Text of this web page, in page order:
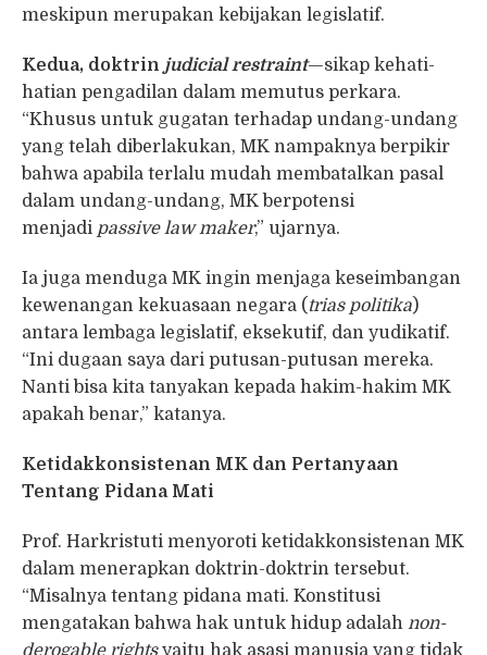
meskipun merupakan kebijakan legislatif.
Kedua, doktrin judicial restraint—sikap kehati-
hatian pengadilan dalam memutus perkara.
“Khusus untuk gugatan terhadap undang-undang
yang telah diberlakukan, MK nampaknya berpikir
bahwa apabila terlalu mudah membatalkan pasal
dalam undang-undang, MK berpotensi
menjadi passive law maker,” ujarnya.
Ia juga menduga MK ingin menjaga keseimbangan
kewenangan kekuasaan negara ( trias politika)
antara lembaga legislatif, eksekutif, dan yudikatif.
“Ini dugaan saya dari putusan-putusan mereka.
Nanti bisa kita tanyakan kepada hakim-hakim MK
apakah benar,” katanya.
Ketidakkonsistenan MK dan Pertanyaan
Tentang Pidana Mati
Prof. Harkristuti menyoroti ketidakkonsistenan MK
dalam menerapkan doktrin-doktrin tersebut.
“Misalnya tentang pidana mati. Konstitusi
mengatakan bahwa hak untuk hidup adalah non-
derogable rightsyaitu hak asasi manusia yang tidak